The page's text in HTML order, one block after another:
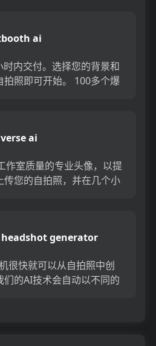
ai
内交付。选择您的背景和
拍照即可开始。 100多个爆
ai
室质量的专业头像，以提
您的自拍照，并在几个小
generator
很快就可以从自拍照中创
的AI技术会自动以不同的